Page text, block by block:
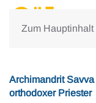
Zum Hauptinhalt
Archimandrit
orthodoxer Priester